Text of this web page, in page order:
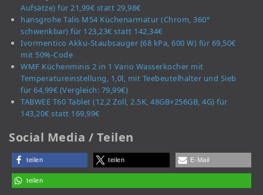
Aufsätze) für 21,99€ statt 29,98€
hansgrohe Talis M54 Küchenarmatur (Chrom, 360°
schwenkbar) für 123,23€ statt 142,34€
Ivormentico Akku-Staubsauger (68 kPa, 600 W) für 69,50€
mit 50%-Code
WMF Küchenminis 2 in 1 Vario Wasserkocher mit
Temperatureinstellung, 1,0l, mit Teebeutelhalter und Sieb
für 64,99€ (Vergleich: 79,99€)
TABWEE T60 Tablet (12,2 Zoll, 2.5K, 48GB+256GB, 4G) für
143,20€ statt 169,99€
Social Media / Teilen
teilen teilen E-Mail
teilen